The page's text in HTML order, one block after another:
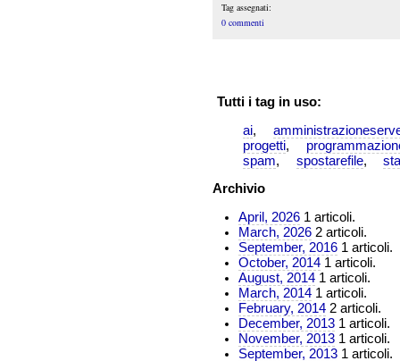
Tag assegnati:
0 commenti
Tutti i tag in uso:
ai
progetti
spam
spostarefile
Archivio
April, 2026 1 articoli.
March, 2026 2 articoli.
September, 2016 1 articoli.
October, 2014 1 articoli.
August, 2014 1 articoli.
March, 2014 1 articoli.
February, 2014 2 articoli.
December, 2013 1 articoli.
November, 2013 1 articoli.
September, 2013 1 articoli.